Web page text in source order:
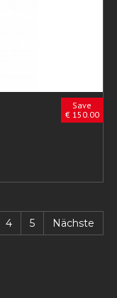
Save
€ 150.00
4 5 Nächste